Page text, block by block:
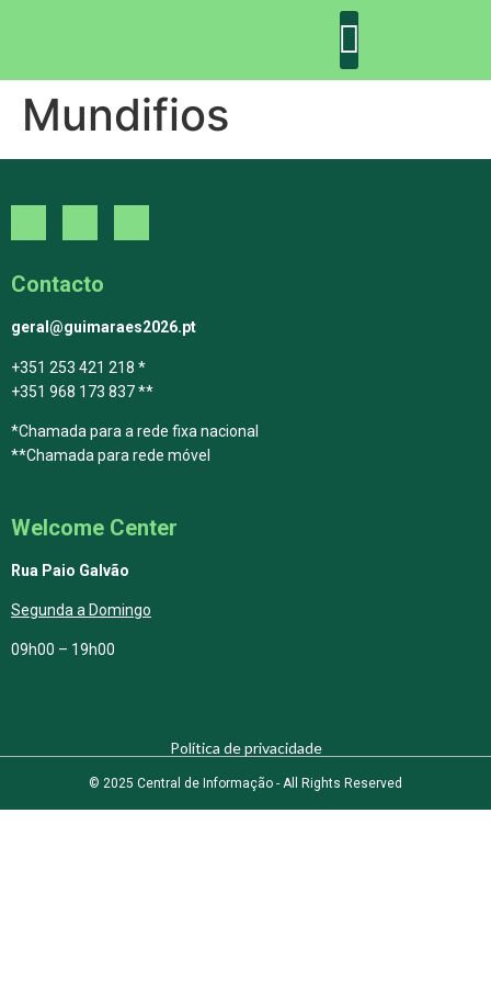
Mundifios
Contacto
geral@guimaraes2026.pt
+351 253 421 218 *
+351 968 173 837 **
*Chamada para a rede fixa nacional
**Chamada para rede móvel
Welcome Center
Rua Paio Galvão
Segunda a Domingo
09h00 – 19h00
Política de privacidade
© 2025 Central de Informação - All Rights Reserved